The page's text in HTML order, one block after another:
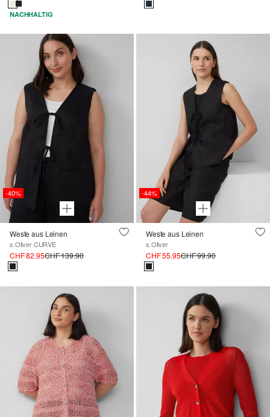
NACHHALTIG
-40%
Weste aus Leinen
s.Oliver CURVE
CHF 82.95CHF 139.90
-44%
Weste aus Leinen
s.Oliver
CHF 55.95CHF 99.90